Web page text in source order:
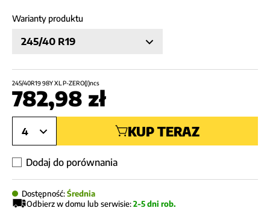
Warianty produktu
245/40 R19
245/40R19 98Y XL P-ZERO(J)ncs
782,98 zł
4 KUP TERAZ
Dodaj do porównania
Dostępność:Średnia
Odbierz w domu lub serwisie:2-5 dni rob.